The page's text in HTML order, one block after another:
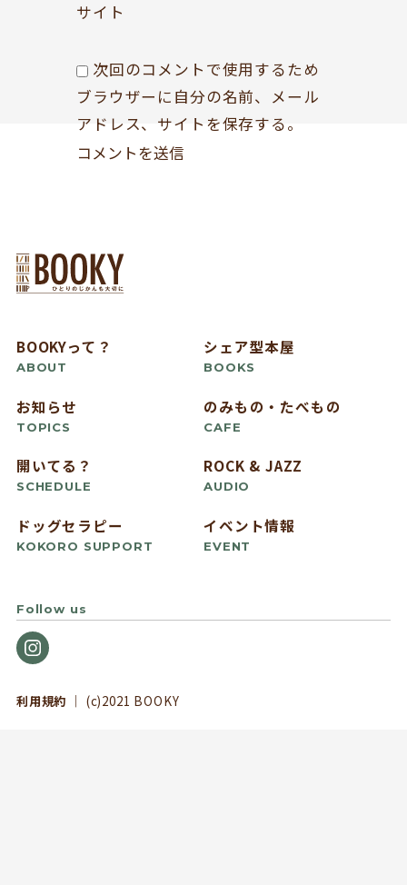
サイト
次回のコメントで使用するため
ブラウザーに自分の名前、メール
アドレス、サイトを保存する。
BOOKYって？
ABOUT
シェア型本屋
BOOKS
お知らせ
TOPICS
のみもの・たべもの
CAFE
開いてる？
SCHEDULE
ROCK & JAZZ
AUDIO
ドッグセラピー
KOKORO SUPPORT
イベント情報
EVENT
Follow us
利用規約 ｜ (c)2021 BOOKY